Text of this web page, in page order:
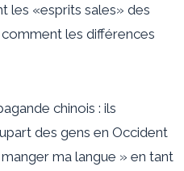
les «esprits sales» des
les différences
chinois : ils
des gens en Occident
ma langue » en tant